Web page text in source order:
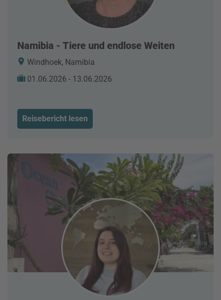
Namibia - Tiere und endlose Weiten
Windhoek, Namibia
01.06.2026 - 13.06.2026
Reisebericht lesen